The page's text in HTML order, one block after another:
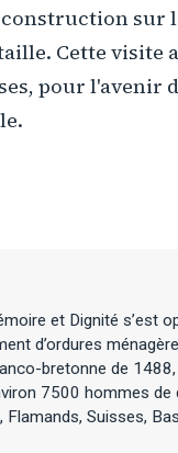
construction sur
Cette visite
pour
et Dignité s’est
d’ordures
bretonne de
7500 hommes
Suisses,